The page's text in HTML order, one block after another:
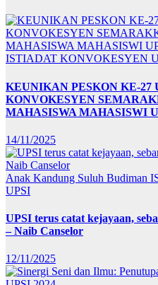
ISTIADAT KONVOKESYEN
KEUNIKAN PESKON KE-27
KONVOKESYEN
MAHASISWA MAHASISWI
14/11/2025
Anak Kandung Suluh Budiman
UPSI
UPSI terus catat kejayaan,
– Naib Canselor
12/11/2025